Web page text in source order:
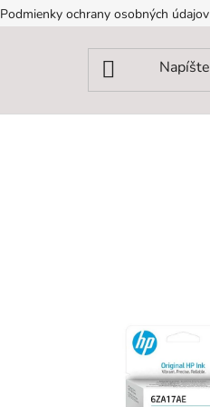
Podmienky ochrany osobných údajov